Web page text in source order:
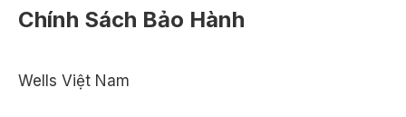
Chính Sách Bảo Hành
Wells Việt Nam